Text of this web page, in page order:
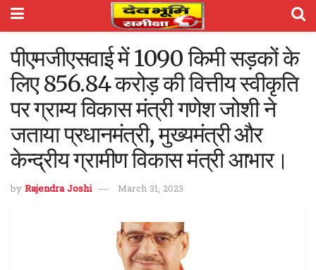
पीएमजीएसवाई में 1090 किमी सड़कों के
लिए 856.84 करोड़ की वित्तीय स्वीकृति
पर ग्राम्य विकास मंत्री गणेश जोशी ने
जताया प्रधानमंत्री, मुख्यमंत्री और
केन्द्रीय ग्रामीण विकास मंत्री आभार।
by Rajendra Joshi March 31, 2023